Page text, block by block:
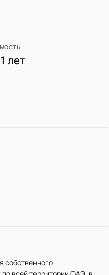
лет
собственного